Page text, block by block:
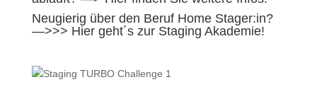
Neugierig über den Beruf Home Stager:in?
—>>> Hier geht´s zur Staging Akademie!